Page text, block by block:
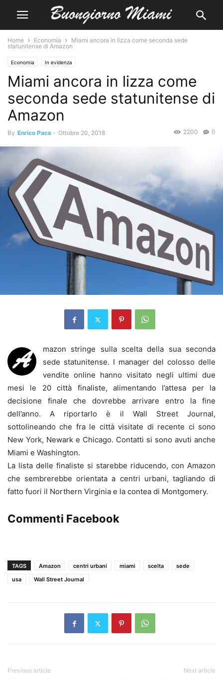
Home Economia
Miami ancora in lizza come seconda sede
statunitense di Amazon
Economia In evidenza
Miami ancora in lizza come
seconda sede statunitense di
Amazon
By Enrico Pace - Ottobre 20, 2018 0
2200
A
mazon stringe sulla scelta della sua seconda
sede statunitense. I manager del colosso delle
vendite online hanno visitato negli ultimi due
mesi le 20 città finaliste, alimentando l’attesa per la
decisione finale che dovrebbe arrivare entro la fine
dell’anno. A riportarlo è il Wall Street Journal,
sottolineando che fra le città visitate di recente ci sono
New York, Newark e Chicago. Contatti si sono avuti anche
Miami e Washington.
La lista delle finaliste si starebbe riducendo, con Amazon
che sembrerebbe orientata a centri urbani, tagliando di
fatto fuori il Northern Virginia e la contea di Montgomery.
Commenti Facebook
TAGS Amazon centri urbani miami scelta
sede
usa
Wall Street Journal
Previous article Next article